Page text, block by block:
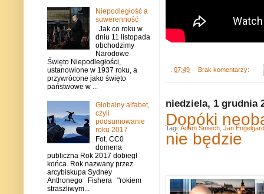
07:49 Brak komentarzy:
niedziela, 1 grudnia
Dopóki
nie będzie
Tagi: Adam Śmiech Jan Engelgard
Niepodległość a
suwerenność
Jak co roku w
dniu 11 listopada
obchodzimy
Narodowe
Święto Niepodległości,
ustanowione w 1937 roku, a
przywrócone jako święto
państwowe w ...
Globalny alfabet,
czyli
podsumowanie
roku 2017
Fot. CC0
domena
publiczna Rok 2017 dobiegł
końca. Rok nazwany przez
arcybiskupa Sydney
Anthonego Fishera "rokiem
straszliwym...